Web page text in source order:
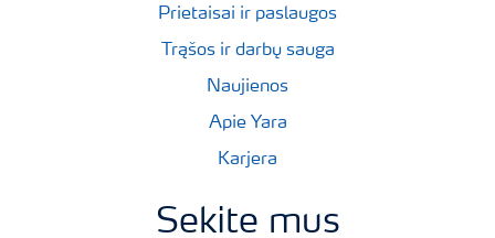
Prietaisai ir paslaugos
Trąšos ir darbų sauga
Naujienos
Apie Yara
Karjera
Sekite mus